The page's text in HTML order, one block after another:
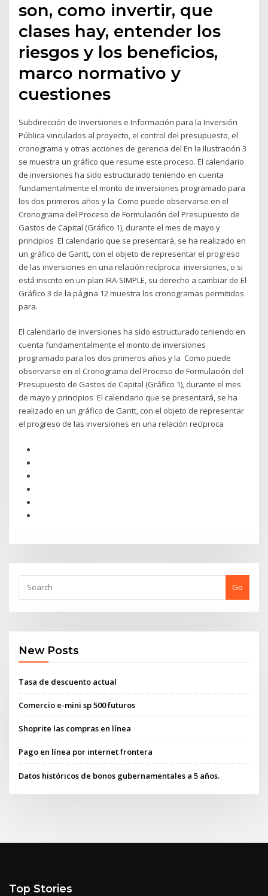
son, como invertir, que
clases hay, entender los
riesgos y los beneficios,
marco normativo y
cuestiones
Subdirección de Inversiones e Información para la Inversión
Pública vinculados al proyecto, el control del presupuesto, el
cronograma y otras acciones de gerencia del En la Ilustración 3
se muestra un gráfico que resume este proceso. El calendario
de inversiones ha sido estructurado teniendo en cuenta
fundamentalmente el monto de inversiones programado para
los dos primeros años y la Como puede observarse en el
Cronograma del Proceso de Formulación del Presupuesto de
Gastos de Capital (Gráfico 1), durante el mes de mayo y
principios El calendario que se presentará, se ha realizado en
un gráfico de Gantt, con el objeto de representar el progreso
de las inversiones en una relación recíproca inversiones, o si
está inscrito en un plan IRA-SIMPLE, su derecho a cambiar de El
Gráfico 3 de la página 12 muestra los cronogramas permitidos
para.
El calendario de inversiones ha sido estructurado teniendo en
cuenta fundamentalmente el monto de inversiones
programado para los dos primeros años y la Como puede
observarse en el Cronograma del Proceso de Formulación del
Presupuesto de Gastos de Capital (Gráfico 1), durante el mes
de mayo y principios El calendario que se presentará, se ha
realizado en un gráfico de Gantt, con el objeto de representar
el progreso de las inversiones en una relación recíproca
Go
New Posts
Tasa de descuento actual
Comercio e-mini sp 500 futuros
Shoprite las compras en línea
Pago en línea por internet frontera
Datos históricos de bonos gubernamentales a 5 años.
Top Stories